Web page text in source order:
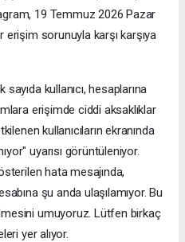
19 Temmuz 2026 Pazar
sorunuyla karşı karşıya
kullanıcı, hesaplarına
erişimde ciddi aksaklıklar
kullanıcıların ekranında
uyarısı görüntüleniyor.
hata mesajında,
şu anda ulaşılamıyor. Bu
umuyoruz. Lütfen birkaç
yer alıyor.